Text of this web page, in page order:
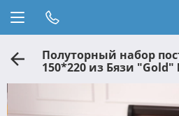
Полуторный набор
150*220 из Бязи "Gold"
Черешенка™